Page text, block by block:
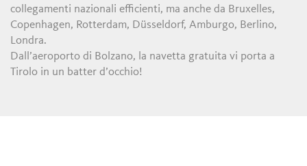
collegamenti nazionali efficienti, ma anche da Bruxelles,
Copenhagen, Rotterdam, Düsseldorf, Amburgo, Berlino,
Londra.
Dall’aeroporto di Bolzano, la navetta gratuita vi porta a
Tirolo in un batter d’occhio!